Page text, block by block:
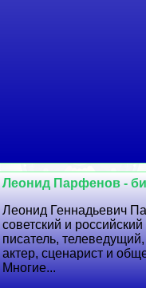
Леонид Парфенов -
Леонид Геннадьевич
советский и
писатель,
актер, сценарист и
Многие...